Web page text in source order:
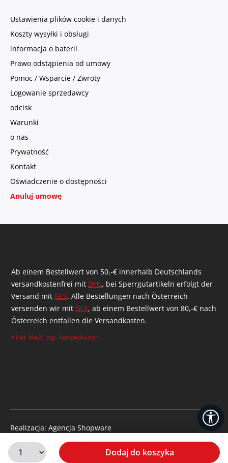
Ustawienia plików cookie i danych
Koszty wysyłki i obsługi
informacja o baterii
Prawo odstąpienia od umowy
Pomoc / Wsparcie / Zwroty
Logowanie sprzedawcy
odcisk
Warunki
o nas
Prywatność
Kontakt
Oświadczenie o dostępności
Anuluj umowę
Ab einem Bestellwert von 50,-€ innerhalb Deutschlands
versandkostenfrei mit DHL , bei Sperrgutartikeln erfolgt der
Versand mit GLS. Alle Bestellungen nach Österreich
versenden wir mit GLS, ab einem Bestellwert von 80,-€ nach
Österreich entfallen die Versandkosten.
* inkl. MwSt. zzgl. Versandkosten
© 2026 McDart
Realizacja: Agencja Shopware
Dodaj do koszyka